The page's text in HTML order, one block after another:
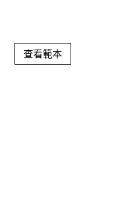
查看範本